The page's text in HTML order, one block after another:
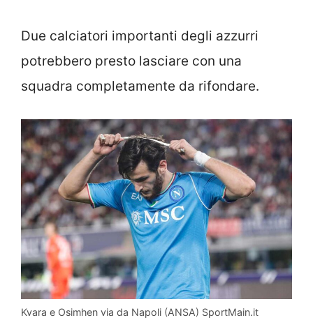
Due calciatori importanti degli azzurri
potrebbero presto lasciare con una
squadra completamente da rifondare.
Kvara e Osimhen via da Napoli (ANSA) SportMain.it